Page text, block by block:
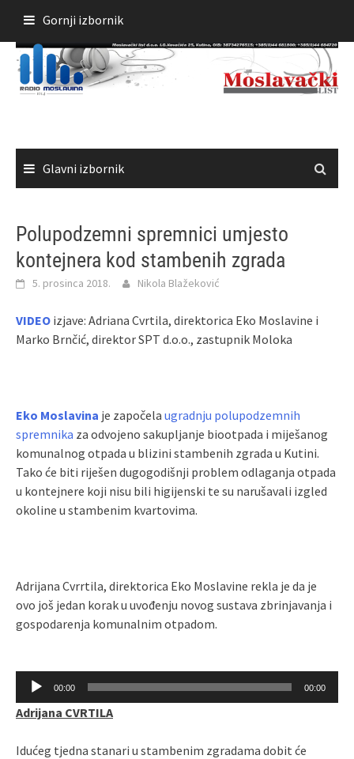
sadržaja
Gornji izbornik
Glavni izbornik
Polupodzemni spremnici umjesto
kontejnera kod stambenih zgrada
5. prosinca 2018. Nikola Blažeković
VIDEO izjave: Adriana Cvrtila, direktorica Eko Moslavine i
Marko Brnčić, direktor SPT d.o.o., zastupnik Moloka
Eko Moslavina je započela ugradnju polupodzemnih
spremnika za odvojeno sakupljanje biootpada i miješanog
komunalnog otpada u blizini stambenih zgrada u Kutini.
Tako će biti riješen dugogodišnji problem odlaganja otpada
u kontejnere koji nisu bili higijenski te su narušavali izgled
okoline u stambenim kvartovima.
Adrijana Cvrrtila, direktorica Eko Moslavine rekla je da je
ovo još jedan korak u uvođenju novog sustava zbrinjavanja i
gospodarenja komunalnim otpadom.
Reproduktor
audiozapisa
00:00 00:00
Adrijana CVRTILA
Idućeg tjedna stanari u stambenim zgradama dobit će